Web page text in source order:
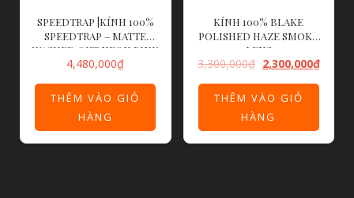
SPEEDTRAP |KÍNH 100%
SPEEDTRAP – MATTE
WASHED OUT NEON PINK
– PURPLE MULTILAYER
4,480,000₫
THÊM VÀO GIỎ
HÀNG
KÍNH 100% BLAKE
POLISHED HAZE SMOKE
LENS
3,300,000₫ 2,300,000₫
THÊM VÀO GIỎ
HÀNG